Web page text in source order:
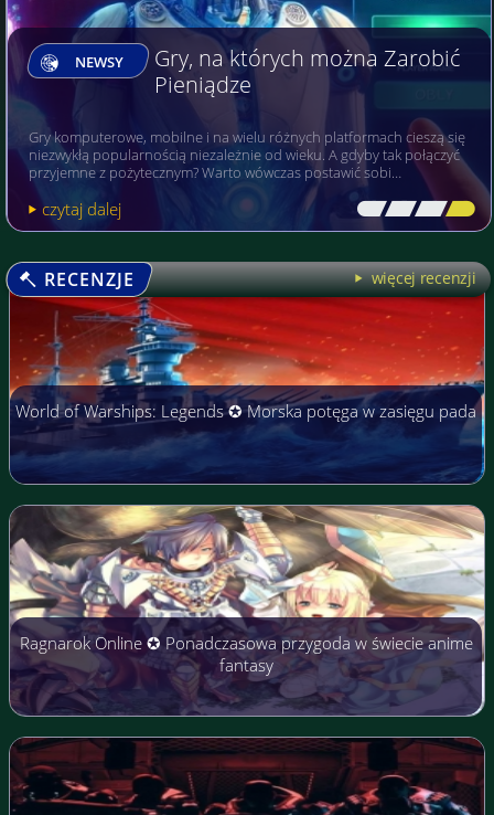
NEWSY
Gry, na których można Zarobić
Pieniądze
Gry komputerowe, mobilne i na wielu różnych platformach cieszą się
niezwykłą popularnością niezależnie od wieku. A gdyby tak połączyć
przyjemne z pożytecznym? Warto wówczas postawić sobi…
czytaj dalej [\ \\ \\ \]
RECENZJE więcej recenzji
World of Warships: Legends ✪ Morska potęga w zasięgu pada
Ragnarok Online ✪ Ponadczasowa przygoda w świecie anime
fantasy